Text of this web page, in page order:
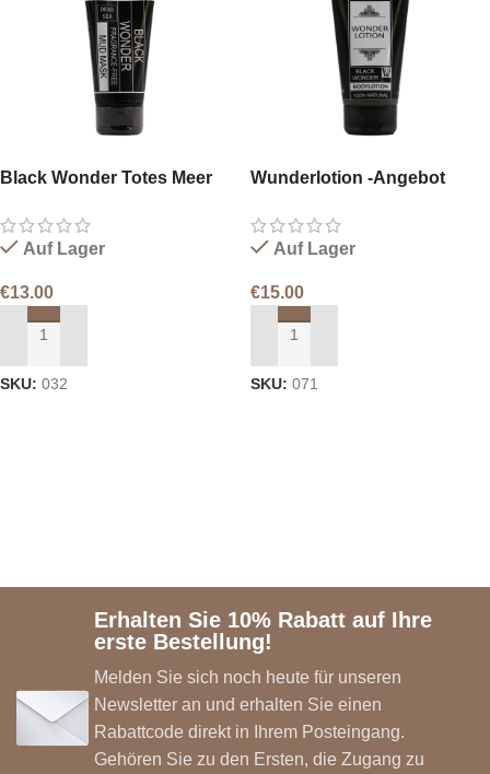
Black Wonder Totes Meer
Auf Lager
€13.00
IN DEN WARENKORB LEGEN
SKU: 032
Wunderlotion -Angebot
Auf Lager
€15.00
IN DEN WARENKORB LEGEN
SKU: 071
Erhalten Sie 10% Rabatt auf Ihre
erste Bestellung!
Melden Sie sich noch heute für unseren
Newsletter an und erhalten Sie einen
Rabattcode direkt in Ihrem Posteingang.
Gehören Sie zu den Ersten, die Zugang zu